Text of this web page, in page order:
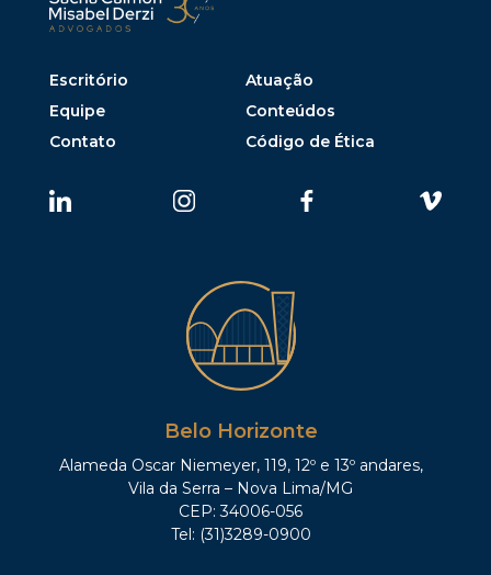
Escritório
Atuação
Equipe
Conteúdos
Contato
Código de Ética
Belo Horizonte
Alameda Oscar Niemeyer, 119, 12º e 13º andares,
Vila da Serra – Nova Lima/MG
CEP: 34006-056
Tel: (31)3289-0900